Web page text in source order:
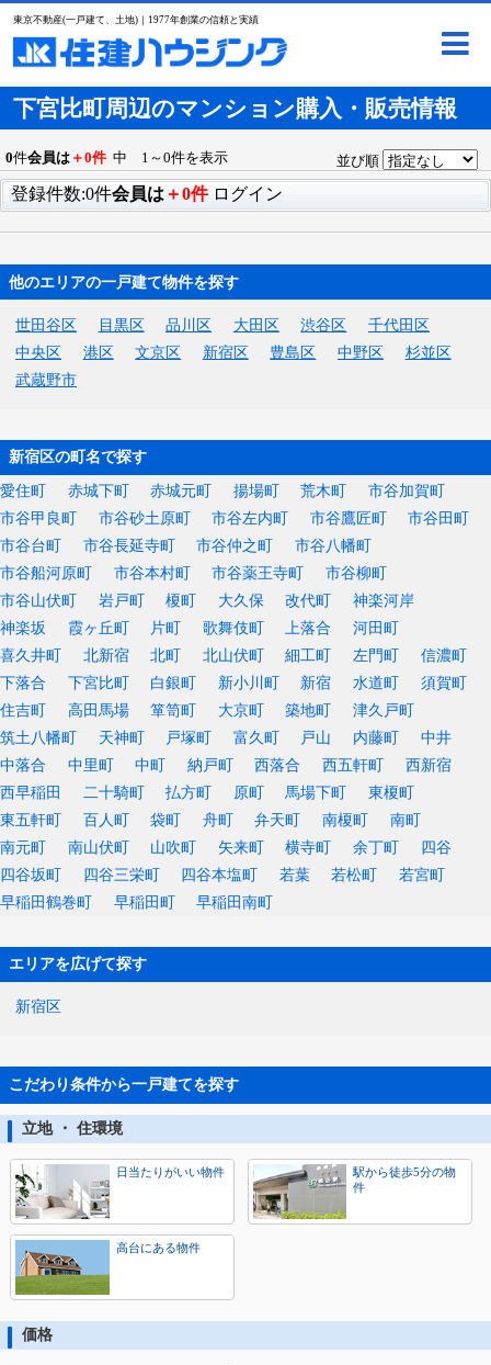
東京不動産(一戸建て、土地)｜1977年創業の信頼と実績
下宮比町周辺のマンション購入・販売情報
0件会員は ＋0件 中 1～0件を表示 並び順
登録件数:0件会員は ＋0件 ログイン
他のエリアの一戸建て物件を探す
世田谷区 目黒区 品川区 大田区 渋谷区
千代田区
中央区
港区 文京区 新宿区 豊島区 中野区
杉並区
武蔵野市
新宿区の町名で探す
愛住町 赤城下町 赤城元町 揚場町 荒木町
市谷加賀町
市谷甲良町
市谷砂土原町 市谷左内町 市谷鷹匠町
市谷田町
市谷台町
市谷長延寺町 市谷仲之町
市谷八幡町
市谷船河原町
市谷本村町 市谷薬王寺町
市谷柳町
市谷山伏町
岩戸町 榎町 大久保 改代町
神楽河岸
神楽坂
霞ヶ丘町 片町 歌舞伎町 上落合
河田町
喜久井町
北新宿 北町 北山伏町 細工町 左門町
信濃町
下落合
下宮比町 白銀町 新小川町 新宿 水道町
須賀町
住吉町
高田馬場 箪笥町 大京町 築地町
津久戸町
筑土八幡町
天神町 戸塚町 富久町 戸山 内藤町
中井
中落合
中里町 中町 納戸町 西落合 西五軒町
西新宿
西早稲田
二十騎町 払方町 原町 馬場下町
東榎町
東五軒町
百人町 袋町 舟町 弁天町 南榎町
南町
南元町
南山伏町 山吹町 矢来町 横寺町 余丁町
四谷
四谷坂町
四谷三栄町 四谷本塩町 若葉 若松町
若宮町
早稲田鶴巻町
早稲田町 早稲田南町
エリアを広げて探す
新宿区
こだわり条件から一戸建てを探す
立地 ・ 住環境
日当たりがいい物件
駅から徒歩5分の物
件
高台にある物件
価格